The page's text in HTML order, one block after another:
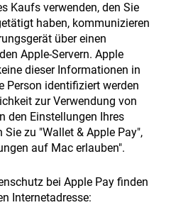
Kaufs verwenden, den Sie
haben, kommunizieren
über einen
Apple-Servern. Apple
dieser Informationen in
Person identifiziert werden
zur Verwendung von
den Einstellungen Ihres
zu "Wallet & Apple Pay",
auf Mac erlauben".
bei Apple Pay finden
Internetadresse: